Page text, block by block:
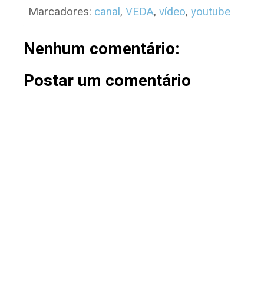
Marcadores: canal , VEDA, vídeo, youtube
Nenhum comentário:
Postar um comentário